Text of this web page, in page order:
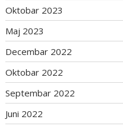
Oktobar 2023
Maj 2023
Decembar 2022
Oktobar 2022
Septembar 2022
Juni 2022